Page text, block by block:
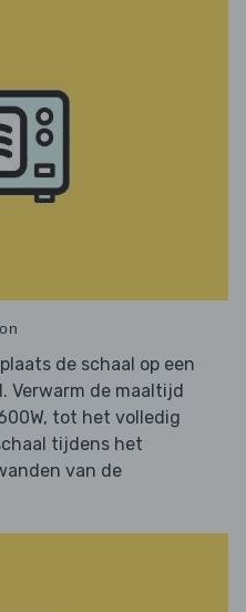
de schaal op een
Verwarm de maaltijd
tot het volledig
tijdens het
van de